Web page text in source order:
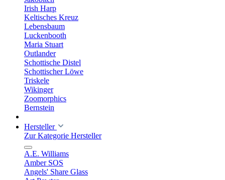
Irish Harp
Keltisches Kreuz
Lebensbaum
Luckenbooth
Maria Stuart
Outlander
Schottische Distel
Schottischer Löwe
Triskele
Wikinger
Zoomorphics
Bernstein
Hersteller
Zur Kategorie Hersteller
A.E. Williams
Amber SOS
Angels' Share Glass